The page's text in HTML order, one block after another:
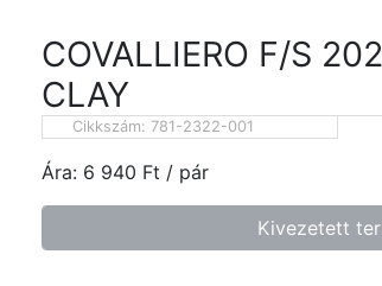
COVALLIERO F/S
CLAY
Cikkszám: 781-2322-001
Ára: 6 940 Ft / pár
Kivezetett